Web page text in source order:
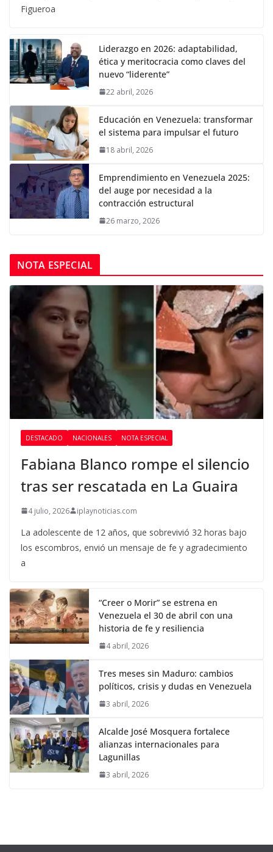
Figueroa
Liderazgo en 2026: adaptabilidad,
ética y meritocracia como claves del
nuevo “liderente”
22 abril, 2026
Educación en Venezuela: transformar
el sistema para impulsar el futuro
18 abril, 2026
Emprendimiento en Venezuela 2025:
del auge por necesidad a la
contracción estructural
26 marzo, 2026
NOTA ESPECIAL
DESTACADO NACIONALES NOTA ESPECIAL
Fabiana Blanco rompe el silencio
tras ser rescatada en La Guaira
4 julio, 2026 iplaynoticias.com
La adolescente de 12 años, que sobrevivió 32 horas bajo
los escombros, envió un mensaje de fe y agradecimiento
a
“Creer o Morir” se estrena en
Venezuela el 30 de abril con una
historia de fe y resiliencia
4 abril, 2026
Tres meses sin Maduro: cambios
políticos, crisis y dudas en Venezuela
3 abril, 2026
Alcalde José Mosquera fortalece
alianzas internacionales para
Lagunillas
3 abril, 2026